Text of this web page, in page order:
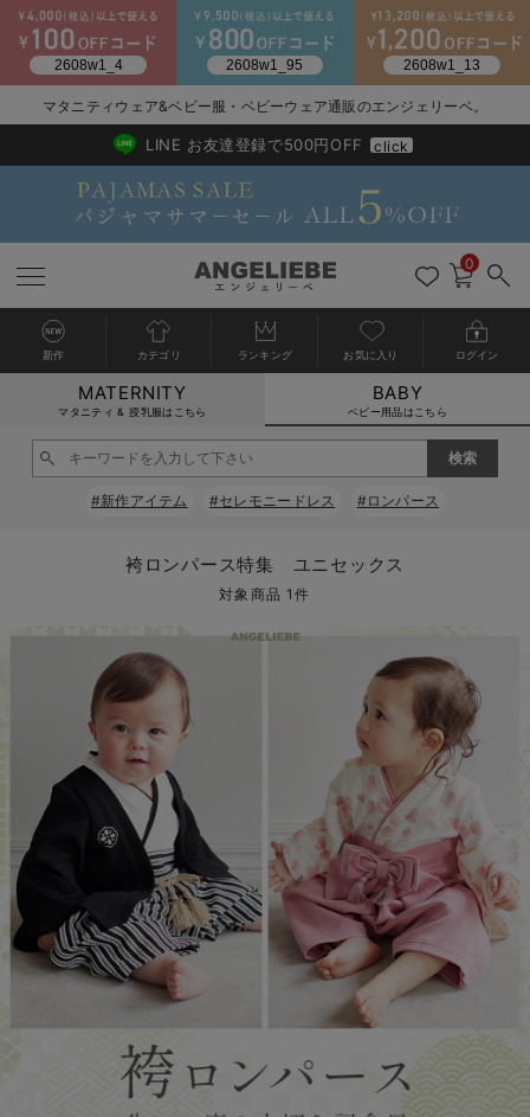
新生児服全て
ツーウェイオール・2WAYオール（新生児）
ベビー服全て
ロンパース・カバーオール
ベビー スカート
ベビートップス
ベビー アウター
ベビー セットアップ
スタイ・よだれかけ（新生児・ベビー）
ベビー帽子（新生児・乳児）
新生児スリーパー・ベビーパジャマ
ベビーシューズ・ファーストシューズ・ベビー靴下
ベビー リュック
シーズンアイテム全て
ベビー・新生児 寝具全て
ベビーベッド・布団 （ベビー・新生児）
ベビー 雑貨全て
ベビーチェア（ハイローチェア）・ベビーラック
ベビー安全グッズ
ベビーおもちゃ
メモリアルグッズ
授乳・調乳・お食事
赤ちゃん 洗剤・洗濯用品・お掃除
赤ちゃん お風呂・ベビースキンケア
おむつ関連グッズ
お出かけグッズ全て
ベビー｜季節の特集全て
猛暑からベビーを守るひんやりグッズ
ベビー 夏のお役立ちグッズ特集
【素材別】ベビーロンパース特集
袴ロンパース特集
アウトレット全て
【アウトレット】ワンピース
【アウトレット】インナー
【アウトレット】ベビー
特集全て
抗菌防臭加工
接触冷感素材
Tシャツブラ
ブラトップ
快適機能ウェア特集 トップス
快適機能ウェア特集 ボトムス
快適機能ウェア特集 パジャマ
erbaviva（エルバビーバ）
再入荷全て
再入荷｜インナー
戻る
送料無料アイテム全て
ワンピース
パジャマ
インナー
雑貨
ベビー
戻る
ブラキャミ おまとめ
MAX55%OFF ブラック
戻る
【37周年祭セール】
【37周年祭セール】
戻る
気温差別オススメア
【15℃】3月下旬～
戻る
動きやすく着回しで
戻る
強撚スムース(コスパ
戻る
マタニティウェア
【おまとめ割】パジ
戻る
こだわりの履き心地
カジュアル
戻る
ジャケット派
ツィード派
王道シンプル派
セットアップ派
戻る
出産準備応援割全て
マタニティパジャマ
戻る
【オフィスカジュア
戻る
レギンスタイプ
戻る
【フォーマル】ワン
戻る
【ベビー】長袖
戻る
ハンカチ
セット
戻る
快適ウェア10%OFF
戻る
春のマタニティワン
セットアップ・ レイ
ワーク・オフィス
カジュアル
フォーマル / オケー
あったかアイテム｜
戻る
Gift Selection 出産
〜3,000円（税込）
女の子におススメの
男の子におススメの
定番ギフト
もらって嬉しいギフト
かわいくておもしろ
何枚あっても嬉しい
長く使えるアイテム
戻る
冬の冷え対策インナ
薄くてあったか
レギンス・タイツ
カップ付きインナー
あったか度◎
裏起毛素材
戻る
入院準備の持ち物チ
入院してすぐ使うグ
戻る
冬のあったか特集全て
【冬のあったか特集
マタニティウェア&ベビー服・ベビーウェア通販のエンジェリーベ。
2026/NewArrival
送料495円(一部地域を除く) 7,700円以上で送料無料
LINE お友達登録で500円OFF click
0
新作 カテゴリ ランキング お気に入り ログイン
MATERNITY
マタニティ & 授乳服はこちら
BABY
ベビー用品はこちら
#新作アイテム #セレモニードレス #ロンパース
袴ロンパース特集 ユニセックス
対象商品 1件
カートに入れる
閉じる